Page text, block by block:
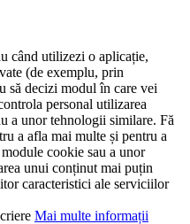
când utilizezi o aplicație,
(de exemplu, prin
să decizi modul în care vei
personal utilizarea
a unor tehnologii similare. Fă
a afla mai multe și pentru a
cookie sau a unor
unui conținut mai puțin
caracteristici ale serviciilor
Mai multe informații